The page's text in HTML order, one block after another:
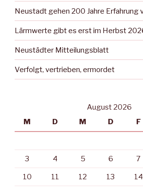
Neustadt gehen 200 Jahre Erfahrung
Lärmwerte gibt es erst im Herbst
Neustädter Mitteilungsblatt
Verfolgt, vertrieben, ermordet
August 2026
M
D M D F
3 4 5 6 7
10 11 12 13 14